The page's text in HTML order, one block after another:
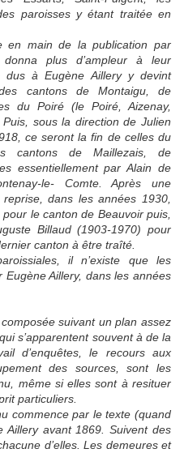
paroisses y étant traitée en
en main de la publication par
donna plus d’ampleur à leur
à Eugène Aillery y devint
cantons de Montaigu, de
du Poiré (le Poiré, Aizenay,
sous la direction de Julien
ce seront la fin de celles du
cantons de Maillezais, de
essentiellement par Alain de
le- Comte. Après une
dans les années 1930,
le canton de Beauvoir puis,
Billaud (1903-1970) pour
canton à être traîté.
il n’existe que les
Aillery, dans les années
suivant un plan assez
s’apparentent souvent à de la
d’enquêtes, le recours aux
des sources, sont les
même si elles sont à resituer
particuliers.
commence par le texte (quand
Aillery avant 1869. Suivent des
d’elles. Les demeures et